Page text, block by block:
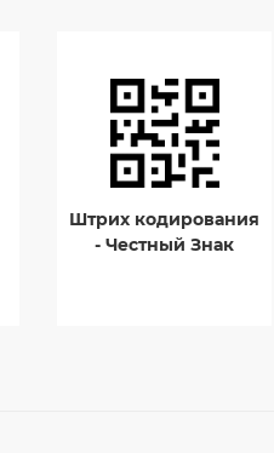
Штрих кодирования
- Честный Знак